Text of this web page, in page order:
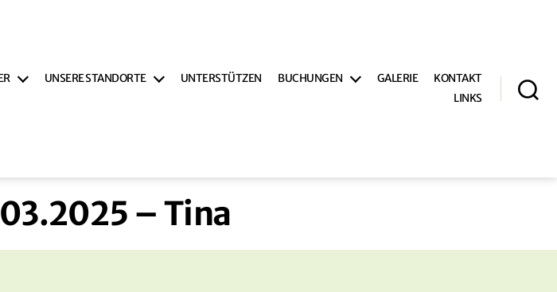
UNSERE STANDORTE UNTERSTÜTZEN BUCHUNGEN GALERIE
KONTAKT
LINKS
– Tina